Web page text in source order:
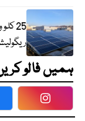
25
ہمیں فالو